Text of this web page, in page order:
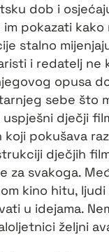
dob i
pokazati
stalno
i redatelj ne
opusa
sebe što
dječji
koji pokušava
dječjih
za svakoga.
kino hitu,
u idejama.
željni